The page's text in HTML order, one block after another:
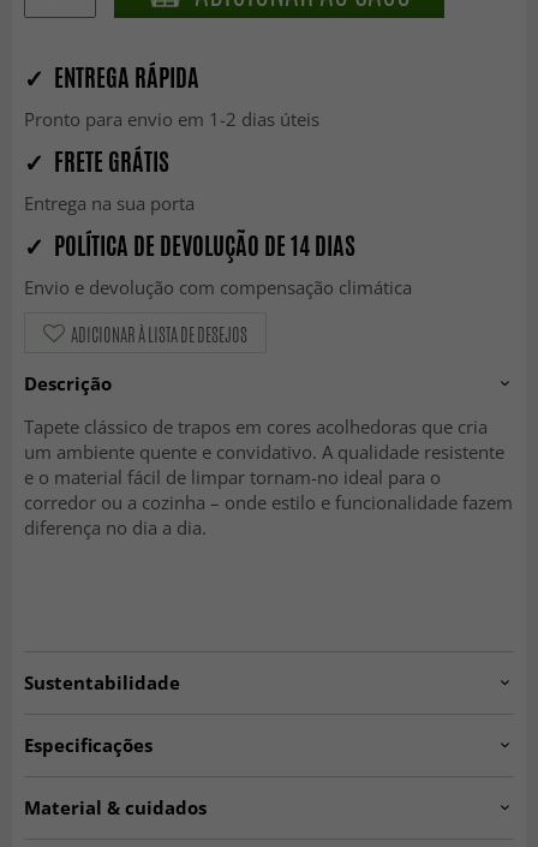
✓ ENTREGA RÁPIDA
Pronto para envio em 1-2 dias úteis
✓ FRETE GRÁTIS
Entrega na sua porta
✓ POLÍTICA DE DEVOLUÇÃO DE 14 DIAS
Envio e devolução com compensação climática
ADICIONAR À LISTA DE DESEJOS
Descrição
Tapete clássico de trapos em cores acolhedoras que cria
um ambiente quente e convidativo. A qualidade resistente
e o material fácil de limpar tornam-no ideal para o
corredor ou a cozinha – onde estilo e funcionalidade fazem
diferença no dia a dia.
Sustentabilidade
Especificações
Material & cuidados